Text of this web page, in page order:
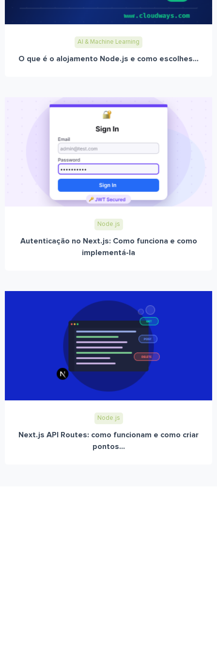
AI & Machine Learning
O que é o alojamento Node.js e como escolhes...
Node.js
Autenticação no Next.js: Como funciona e como
implementá-la
Node.js
Next.js API Routes: como funcionam e como criar
pontos...